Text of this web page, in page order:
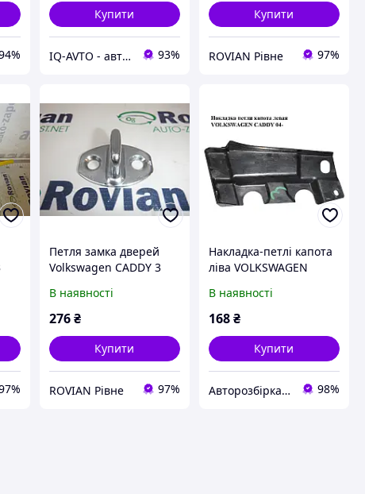
Купити
IQ-AVTO - автозапчастини, автоаксесуари та автоелектроніка 93%
Купити
ROVIAN Рівне 97%
Петля замка дверей
Volkswagen CADDY 3
Кадді), 3B0837033J
(БУ-183342)
В наявності
276 ₴
Купити
ROVIAN Рівне 97%
Накладка-петлі капота
ліва VOLKSWAGEN
(ФОЛЬКСВАГЕН КАДДІ)
(1T0805233A)
В наявності
168₴
Купити
Авторозбірка Мікроавтобусів 98%